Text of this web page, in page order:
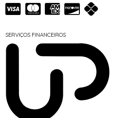
SERVIÇOS FINANCEIROS